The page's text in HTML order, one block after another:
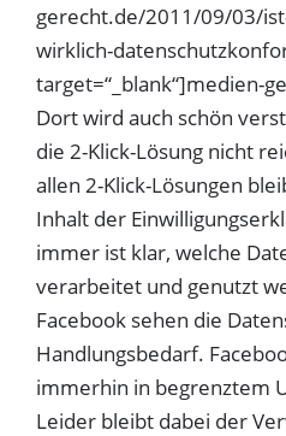
gerecht.de/2011/09/03/
wirklich-
target=“_blank“]medien-
Dort wird auch schön
die 2-Klick-Lösung nicht
allen 2-Klick-Lösungen
Inhalt der
immer ist klar, welche
verarbeitet und genutzt
Facebook sehen die
Handlungsbedarf.
immerhin in begrenztem
Leider bleibt dabei der